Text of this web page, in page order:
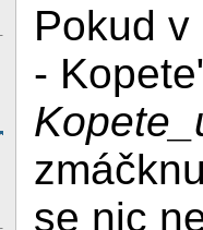
Pokud
-
se nic